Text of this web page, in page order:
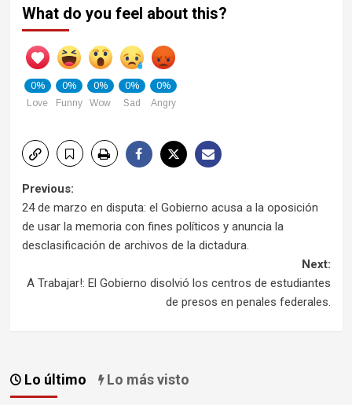
What do you feel about this?
0%
Love
0%
Funny
0%
Wow
0%
Sad
0%
Angry
Post
navigation
Previous:
24 de marzo en disputa: el Gobierno acusa a la oposición
de usar la memoria con fines políticos y anuncia la
desclasificación de archivos de la dictadura.
Next:
A Trabajar!: El Gobierno disolvió los centros de estudiantes
de presos en penales federales.
Lo último Lo más visto